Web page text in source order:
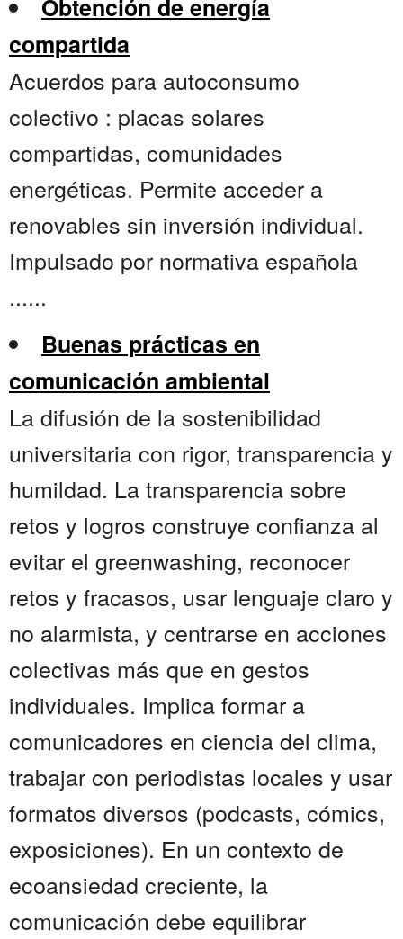
Obtención de energía
compartida
Acuerdos para autoconsumo
colectivo : placas solares
compartidas, comunidades
energéticas. Permite acceder a
renovables sin inversión individual.
Impulsado por normativa española
......
Buenas prácticas en
comunicación ambiental
La difusión de la sostenibilidad
universitaria con rigor, transparencia y
humildad. La transparencia sobre
retos y logros construye confianza al
evitar el greenwashing, reconocer
retos y fracasos, usar lenguaje claro y
no alarmista, y centrarse en acciones
colectivas más que en gestos
individuales. Implica formar a
comunicadores en ciencia del clima,
trabajar con periodistas locales y usar
formatos diversos (podcasts, cómics,
exposiciones). En un contexto de
ecoansiedad creciente, la
comunicación debe equilibrar